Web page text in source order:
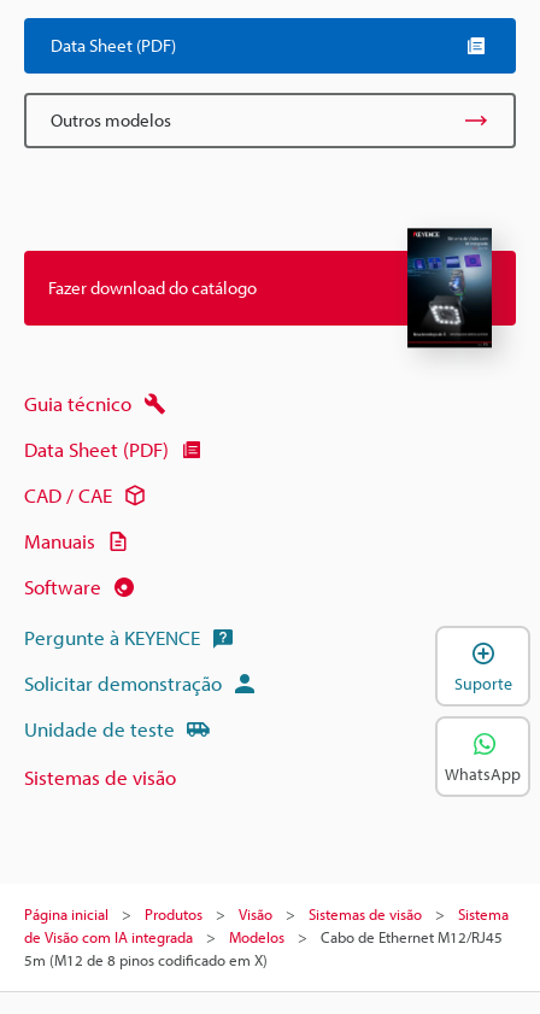
Data Sheet (PDF)
Outros modelos
Fazer download do catálogo
Guia técnico
Data Sheet (PDF)
CAD / CAE
Manuais
Software
Pergunte à KEYENCE
Solicitar demonstração
Unidade de teste
Sistemas de visão
Página inicial Produtos Visão Sistemas de visão
Sistema
de Visão com IA integrada
Modelos
Cabo de Ethernet M12/RJ45
5m (M12 de 8 pinos codificado em X)
Suporte
WhatsApp